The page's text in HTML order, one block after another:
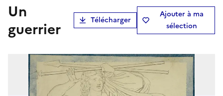
Un
guerrier
Télécharger
Ajouter à ma
sélection